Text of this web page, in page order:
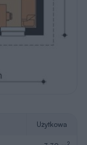
Użytkowa
2